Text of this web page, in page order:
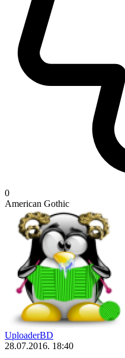
0
American Gothic
UploaderBD
28.07.2016. 18:40